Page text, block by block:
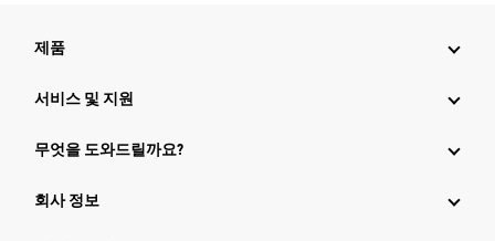
제품
서비스 및 지원
무엇을 도와드릴까요?
회사 정보